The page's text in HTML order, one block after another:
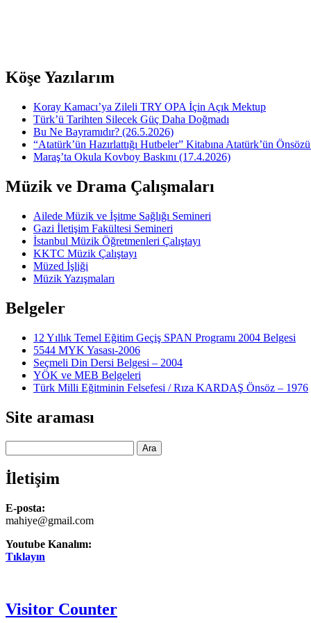
Köşe Yazılarım
Koray Kamacı’ya Zileli TRY OPA İçin Açık Mektup
Türk’ü Tarihten Silecek Güç Daha Doğmadı
Bu Ne Bayramıdır? (26.5.2026)
“Atatürk’ün Hazırlattığı Hutbeler” Kitabına Atatürk’ün
Maraş’ta Okula Kovboy Baskını (17.4.2026)
Müzik ve Drama Çalışmaları
Ailede Müzik ve İşitme Sağlığı Semineri
Gazi İletişim Fakültesi Semineri
İstanbul Müzik Öğretmenleri Çalıştayı
KKTC Müzik Çalıştayı
Müzed İşliği
Müzik Yazışmaları
Belgeler
12 Yıllık Temel Eğitim Geçiş SPAN Programı 2004 Belgesi
5544 MYK Yasası-2006
Seçmeli Din Dersi Belgesi – 2004
YÖK ve MEB Belgeleri
Türk Milli Eğitminin Felsefesi / Rıza KARDAŞ Önsöz – 1976
Site araması
İletişim
E-posta:
mahiye@gmail.com
Youtube Kanalım:
Tıklayın
Visitor Counter